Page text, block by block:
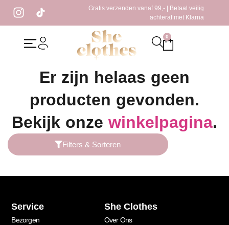
Gratis verzenden vanaf 99,- | Betaal veilig
achteraf met Klarna
0
/ Producten getagged “straight”
Er zijn helaas geen
producten gevonden.
Bekijk onze winkelpagina.
Filters & Sorteren
Service
Bezorgen
She Clothes
Over Ons